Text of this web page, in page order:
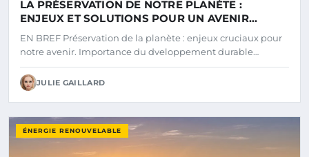
LA PRÉSERVATION DE NOTRE PLANÈTE :
ENJEUX ET SOLUTIONS POUR UN AVENIR
DURABLE
EN BREF Préservation de la planète : enjeux cruciaux pour
notre avenir. Importance du dveloppement durable…
JULIE GAILLARD
ÉNERGIE RENOUVELABLE